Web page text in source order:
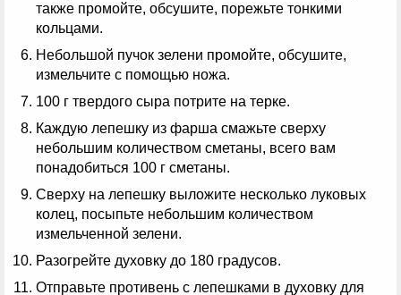
также промойте, обсушите, порежьте тонкими
кольцами.
Небольшой пучок зелени промойте, обсушите,
измельчите с помощью ножа.
100 г твердого сыра потрите на терке.
Каждую лепешку из фарша смажьте сверху
небольшим количеством сметаны, всего вам
понадобиться 100 г сметаны.
Сверху на лепешку выложите несколько луковых
колец, посыпьте небольшим количеством
измельченной зелени.
Разогрейте духовку до 180 градусов.
Отправьте противень с лепешками в духовку для